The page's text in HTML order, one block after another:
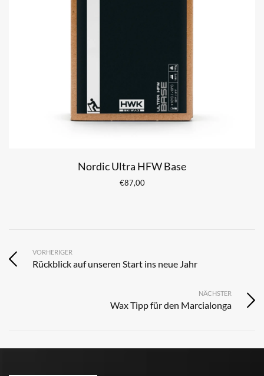
Nordic Ultra HFW Base
€87,00
VORHERIGER
Rückblick auf unseren Start ins neue Jahr
NÄCHSTER
Wax Tipp für den Marcialonga